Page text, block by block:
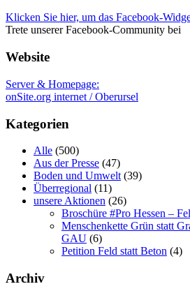
Klicken Sie hier, um das Facebook-
Trete unserer Facebook-Community bei
Website
Server & Homepage:
onSite.org internet / Oberursel
Kategorien
Alle (500)
Aus der Presse (47)
Boden und Umwelt (39)
Überregional (11)
unsere Aktionen (26)
Broschüre #Pro Hessen –
Menschenkette Grün statt
GAU (6)
Petition Feld statt Beton (4)
Archiv